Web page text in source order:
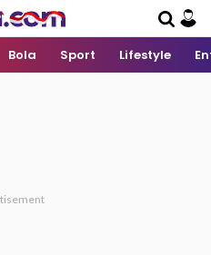
Bola Sport Lifestyle